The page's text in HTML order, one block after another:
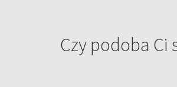
Czy podoba Ci